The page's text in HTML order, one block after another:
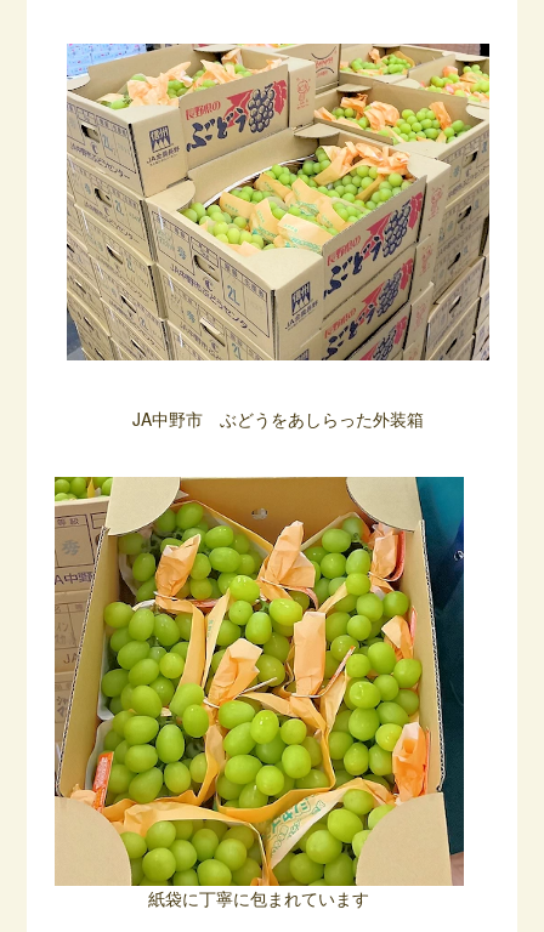
JA中野市 ぶどうをあしらった外装箱
紙袋に丁寧に包まれています